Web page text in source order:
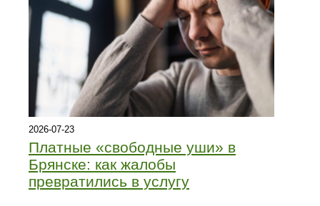
2026-07-23
Платные «свободные уши» в
Брянске: как жалобы
превратились в услугу